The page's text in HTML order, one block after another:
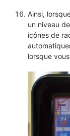
Ainsi,
un niveau
icônes de
lorsque